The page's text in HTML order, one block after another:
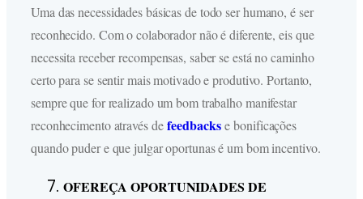
Uma das necessidades básicas de todo ser humano, é ser
reconhecido. Com o colaborador não é diferente, eis que
necessita receber recompensas, saber se está no caminho
certo para se sentir mais motivado e produtivo. Portanto,
sempre que for realizado um bom trabalho manifestar
reconhecimento através defeedbackse bonificações
quando puder e que julgar oportunas é um bom incentivo.
OFEREÇA OPORTUNIDADES DE